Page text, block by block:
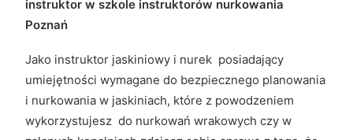
instruktor w szkole instruktorów nurkowania
Poznań
Jako instruktor jaskiniowy i nurek posiadający
umiejętności wymagane do bezpiecznego planowania
i nurkowania w jaskiniach, które z powodzeniem
wykorzystujesz do nurkowań wrakowych czy w